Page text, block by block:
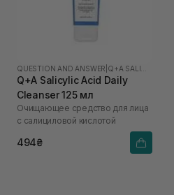
QUESTION AND ANSWER
Q+A Salicylic Acid Daily
Cleanser 125 мл
Очищающее средство для лица
с салициловой кислотой
494₴